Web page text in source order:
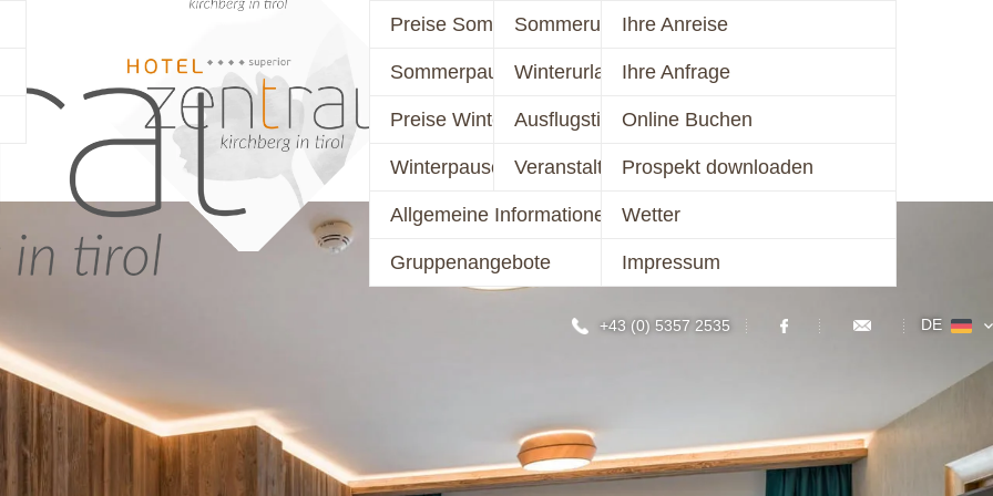
Preise Sommer 2026
Sommerpauschalen 2026
Preise Winter 2026/27
Winterpauschalen 2026/27
Allgemeine Informationen
Gruppenangebote
Sommerurlaub
Winterurlaub
Ausflugstipps
Veranstaltungen
Ihre Anreise
Ihre Anfrage
Online Buchen
Prospekt downloaden
Wetter
Impressum
+43 (0) 5357 2535 DE
PREISE AKTIV KONTAKT